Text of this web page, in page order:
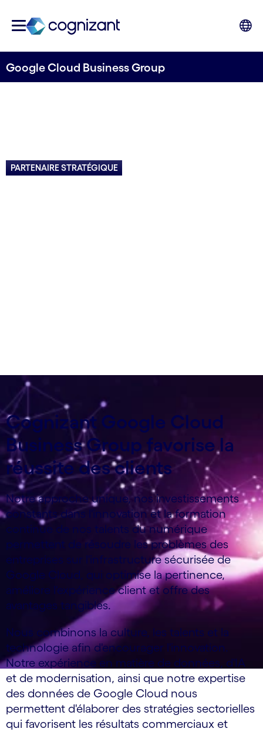
Google Cloud Business Group
PARTENAIRE STRATÉGIQUE
Cognizant Google Cloud
Business Group favorise la
réussite des clients
Notre approche unique, nos investissements
constants dans l'innovation et la formation
continue de nos talents du numérique
permettent de résoudre les problèmes des
entreprises sur l'infrastructure sécurisée de
Google Cloud, qui optimise la pertinence,
améliore l'expérience client et offre des
avantages tangibles.
Nous combinons la culture, les talents et la
technologie afin d'encourager l'innovation.
Notre expérience en matière de données, d'IA
et de modernisation, ainsi que notre expertise
des données de Google Cloud nous
permettent d'élaborer des stratégies sectorielles
qui favorisent les résultats commerciaux et